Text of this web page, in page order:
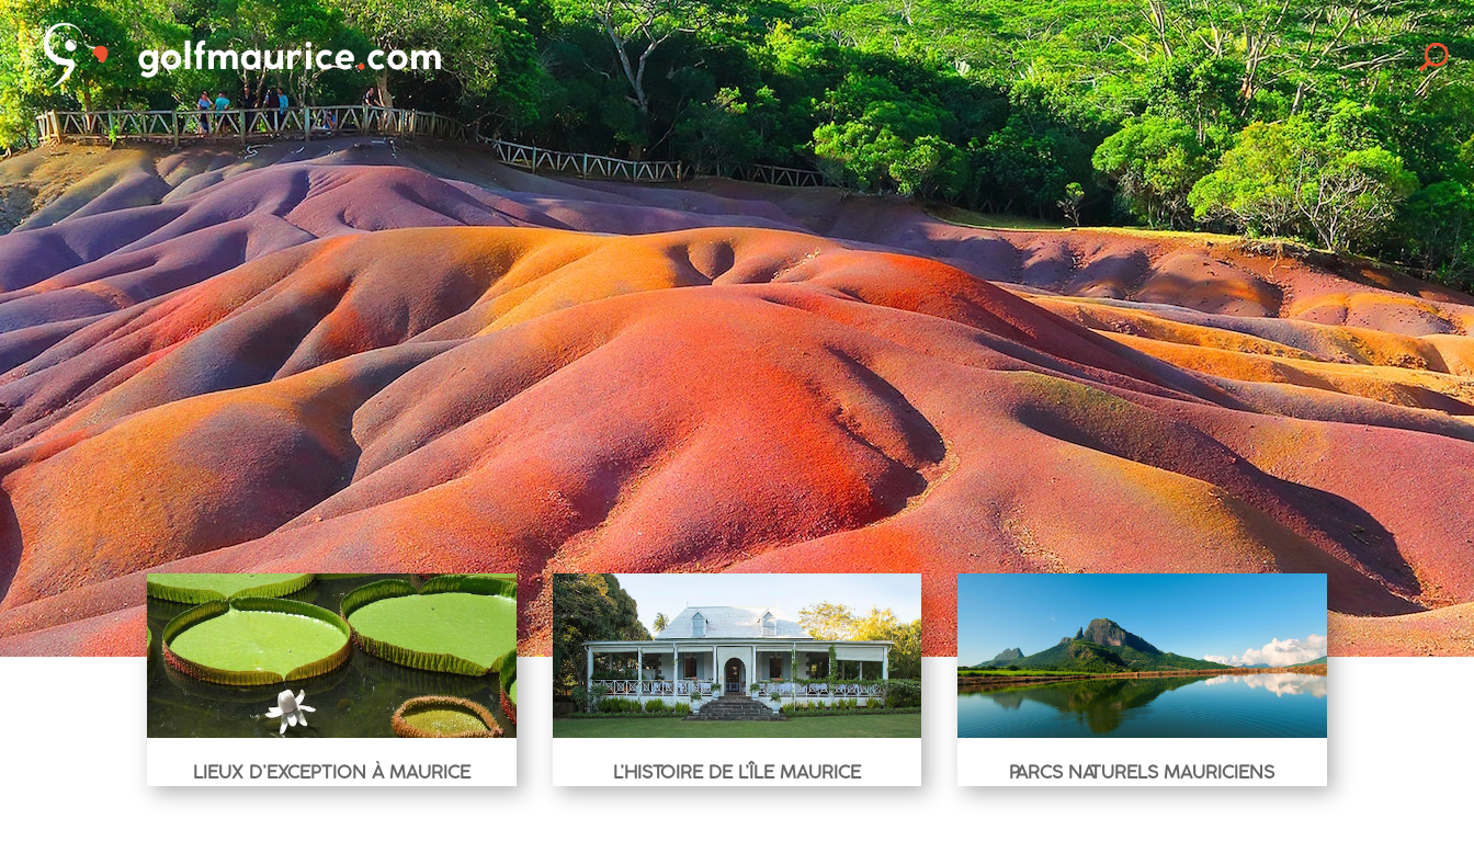
LIEUX D’EXCEPTION À MAURICE L’HISTOIRE DE L’ÎLE MAURICE PARCS NATURELS MAURICIENS